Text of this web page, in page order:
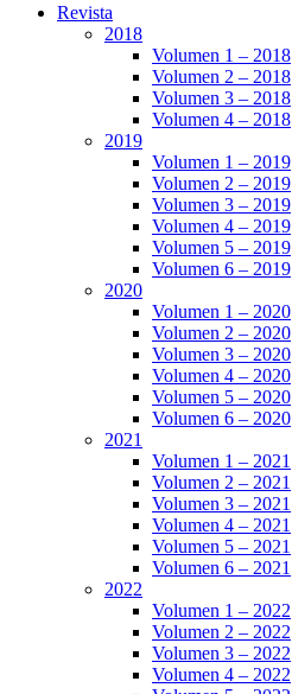
Revista
2018
Volumen 1 – 2018
Volumen 2 – 2018
Volumen 3 – 2018
Volumen 4 – 2018
2019
Volumen 1 – 2019
Volumen 2 – 2019
Volumen 3 – 2019
Volumen 4 – 2019
Volumen 5 – 2019
Volumen 6 – 2019
2020
Volumen 1 – 2020
Volumen 2 – 2020
Volumen 3 – 2020
Volumen 4 – 2020
Volumen 5 – 2020
Volumen 6 – 2020
2021
Volumen 1 – 2021
Volumen 2 – 2021
Volumen 3 – 2021
Volumen 4 – 2021
Volumen 5 – 2021
Volumen 6 – 2021
2022
Volumen 1 – 2022
Volumen 2 – 2022
Volumen 3 – 2022
Volumen 4 – 2022